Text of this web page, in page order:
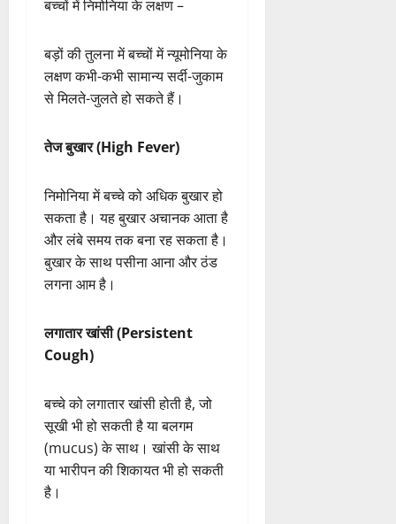
Virus)
धूम्रपान वाले वातावरण में रहना
(Passive Smoking)
कम पोषण और विटामिन की कमी
लक्षण कभी-कभी सामान्य सर्दी-जुकाम
से मिलते-जुलते हो सकते हैं।
तेज बुखार (High Fever)
सकता है। यह बुखार अचानक आता है
और लंबे समय तक बना रह सकता है।
लगना आम है।
लगातार खांसी (Persistent
Cough)